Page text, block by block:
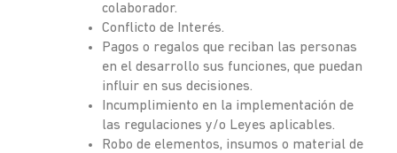
colaborador.
Conflicto de Interés.
Pagos o regalos que reciban las personas
en el desarrollo sus funciones, que puedan
influir en sus decisiones.
Incumplimiento en la implementación de
las regulaciones y/o Leyes aplicables.
Robo de elementos, insumos o material de